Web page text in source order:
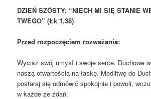
DZIEŃ SZÓSTY: “NIECH MI SIĘ STANIE
TWEGO” (Łk 1,38)
Przed rozpoczęciem rozważania:
Wycisz swój umysł i swoje serce. Duchowe
naszą otwartością na łaskę. Modlitwę do
postaraj się odmówić spokojnie i powoli,
w każde ze zdań.